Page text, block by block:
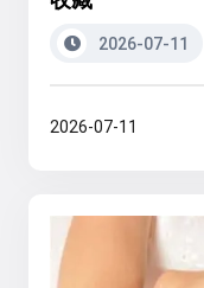
2026-07-11
2026-07-11